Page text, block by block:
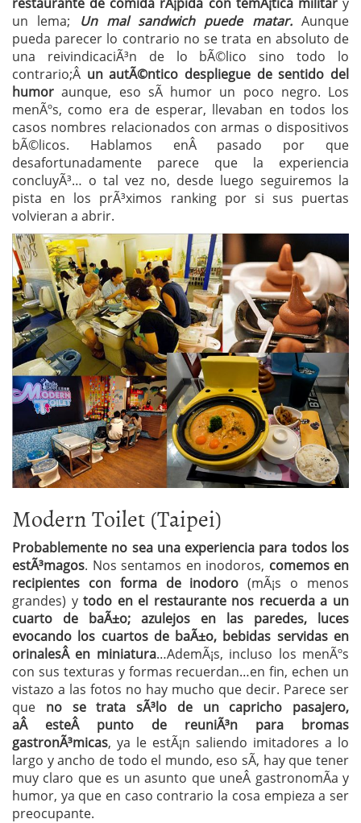
un lema;
Un mal sandwich puede matar.Aunque
pueda parecer lo contrario no se trata en absoluto de
una reivindicaciÃ³n de lo bÃ©lico sino todo lo
contrario;Â un autÃ©ntico despliegue de sentido del
humor aunque, eso sÃ­ humor un poco negro. Los
menÃºs, como era de esperar, llevaban en todos los
casos nombres relacionados con armas o dispositivos
bÃ©licos. Hablamos enÂ pasado por que
desafortunadamente parece que la experiencia
concluyÃ³… o tal vez no, desde luego seguiremos la
pista en los prÃ³ximos ranking por si sus puertas
volvieran a abrir.
Modern Toilet (Taipei)
Probablemente no sea una experiencia para todos los
estÃ³magos. Nos sentamos en inodoros, comemos en
recipientes con forma de inodoro (mÃ¡s o menos
grandes) ytodo en el restaurante nos recuerda a un
cuarto de baÃ±o; azulejos en las paredes, luces
evocando los cuartos de baÃ±o, bebidas servidas en
orinalesÂ en miniatura…AdemÃ¡s, incluso los menÃºs
con sus texturas y formas recuerdan…en fin, echen un
vistazo a las fotos no hay mucho que decir. Parece ser
que no se trata sÃ³lo de un capricho pasajero,
aÂ esteÂ punto de reuniÃ³n para bromas
gastronÃ³micas, ya le estÃ¡n saliendo imitadores a lo
largo y ancho de todo el mundo, eso sÃ­, hay que tener
muy claro que es un asunto que uneÂ gastronomÃ­a y
humor, ya que en caso contrario la cosa empieza a ser
preocupante.